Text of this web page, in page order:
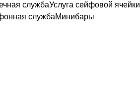
службаУслуга сейфовой ячейки
службаМинибары